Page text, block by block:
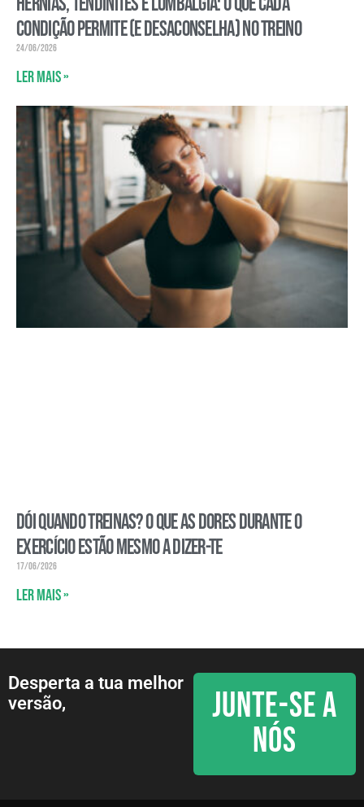
condição permite (e desaconselha) no treino
24/06/2026
Ler mais »
Dói quando treinas? O que as dores durante o
exercício estão mesmo a dizer-te
17/06/2026
Ler mais »
Desperta a tua melhor
versão,
JUNTE-SE A
NÓS